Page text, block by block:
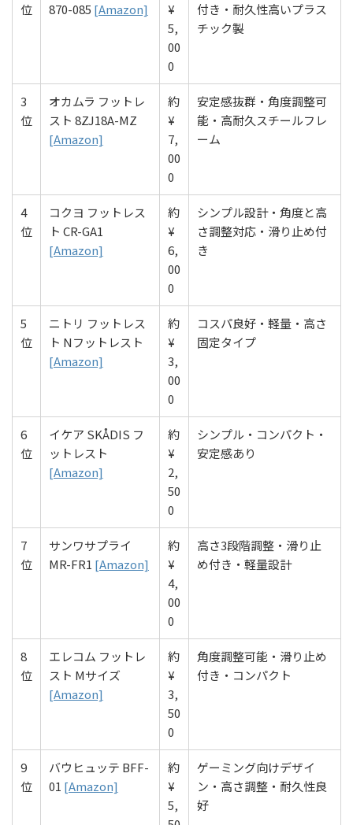
位
870-085 [Amazon]
¥
5,
00
0
付き・耐久性高いプラス
チック製
3
位
オカムラ フットレ
スト 8ZJ18A-MZ
[Amazon]
約
¥
7,
00
0
安定感抜群・角度調整可
能・高耐久スチールフレ
ーム
4
位
コクヨ フットレス
ト CR-GA1
[Amazon]
約
¥
6,
00
0
シンプル設計・角度と高
さ調整対応・滑り止め付
き
5
位
ニトリ フットレス
ト Nフットレスト
[Amazon]
約
¥
3,
00
0
コスパ良好・軽量・高さ
固定タイプ
6
位
イケア SKÅDIS フ
ットレスト
[Amazon]
約
¥
2,
50
0
シンプル・コンパクト・
安定感あり
7
位
サンワサプライ
MR-FR1 [Amazon]
約
¥
4,
00
0
高さ3段階調整・滑り止
め付き・軽量設計
8
位
エレコム フットレ
スト Mサイズ
[Amazon]
約
¥
3,
50
0
角度調整可能・滑り止め
付き・コンパクト
9
位
バウヒュッテ BFF-
01 [Amazon]
約
¥
5,
ゲーミング向けデザイ
ン・高さ調整・耐久性良
好